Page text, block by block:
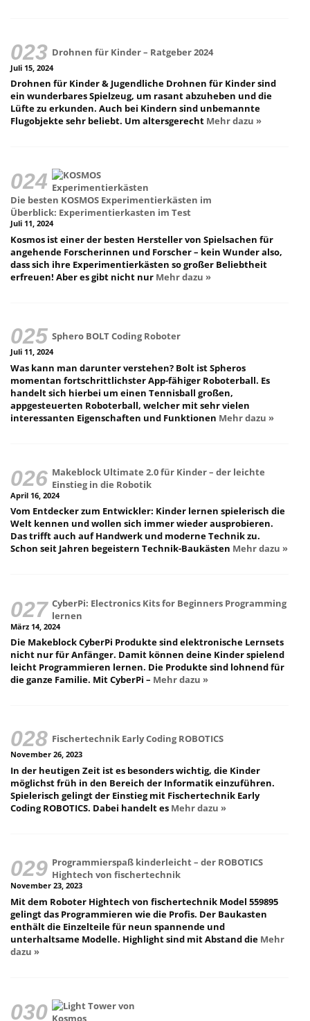
Drohnen für Kinder – Ratgeber 2024
Juli 15, 2024
Drohnen für Kinder & Jugendliche Drohnen für Kinder sind
ein wunderbares Spielzeug, um rasant abzuheben und die
Lüfte zu erkunden. Auch bei Kindern sind unbemannte
Flugobjekte sehr beliebt. Um altersgerecht Mehr dazu »
Die besten KOSMOS Experimentierkästen im
Überblick: Experimentierkasten im Test
Juli 11, 2024
Kosmos ist einer der besten Hersteller von Spielsachen für
angehende Forscherinnen und Forscher – kein Wunder also,
dass sich ihre Experimentierkästen so großer Beliebtheit
erfreuen! Aber es gibt nicht nur Mehr dazu »
Sphero BOLT Coding Roboter
Juli 11, 2024
Was kann man darunter verstehen? Bolt ist Spheros
momentan fortschrittlichster App-fähiger Roboterball. Es
handelt sich hierbei um einen Tennisball großen,
appgesteuerten Roboterball, welcher mit sehr vielen
interessanten Eigenschaften und Funktionen Mehr dazu »
Makeblock Ultimate 2.0 für Kinder – der leichte
Einstieg in die Robotik
April 16, 2024
Vom Entdecker zum Entwickler: Kinder lernen spielerisch die
Welt kennen und wollen sich immer wieder ausprobieren.
Das trifft auch auf Handwerk und moderne Technik zu.
Schon seit Jahren begeistern Technik-Baukästen Mehr dazu »
CyberPi: Electronics Kits for Beginners Programming
lernen
März 14, 2024
Die Makeblock CyberPi Produkte sind elektronische Lernsets
nicht nur für Anfänger. Damit können deine Kinder spielend
leicht Programmieren lernen. Die Produkte sind lohnend für
die ganze Familie. Mit CyberPi – Mehr dazu »
Fischertechnik Early Coding ROBOTICS
November 26, 2023
In der heutigen Zeit ist es besonders wichtig, die Kinder
möglichst früh in den Bereich der Informatik einzuführen.
Spielerisch gelingt der Einstieg mit Fischertechnik Early
Coding ROBOTICS. Dabei handelt es Mehr dazu »
Programmierspaß kinderleicht – der ROBOTICS
Hightech von fischertechnik
November 23, 2023
Mit dem Roboter Hightech von fischertechnik Model 559895
gelingt das Programmieren wie die Profis. Der Baukasten
enthält die Einzelteile für neun spannende und
unterhaltsame Modelle. Highlight sind mit Abstand die Mehr
dazu »